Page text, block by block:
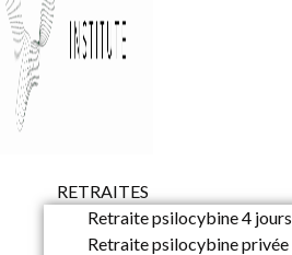
RETRAITES
Retraite psilocybine 4 jours
Retraite psilocybine privée